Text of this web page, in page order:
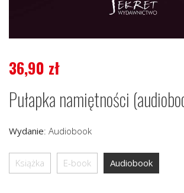
36,90 zł
Pułapka namiętności
Wydanie: Audiobook
Książka E-book Audiobook